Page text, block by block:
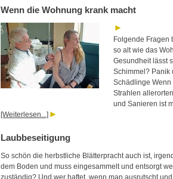
Wenn die Wohnung krank macht
Folgende Fragen
so alt wie das
Gesundheit lässt
Schimmel? Panik
Schädlinge
Strahlen
und Sanieren ist
[Weiterlesen...]
Laubbeseitigung
So schön die herbstliche Blätterpracht auch ist,
dem Boden und muss eingesammelt und entsorgt
zuständig? Und wer haftet, wenn man ausrutscht